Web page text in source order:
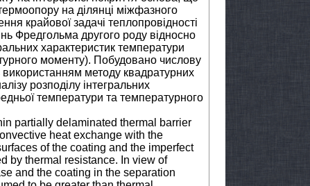
на ділянці міжфазного
крайової задачі теплопровідності
Фредгольма другого роду відносно
характеристик температури
моменту). Побудовано числову
використанням методу квадратурних
розподілу інтегральних
температури та температурного
partially delaminated thermal barrier
heat exchange with the
of the coating and the imperfect
by thermal resistance. In view of
and the coating in the separation